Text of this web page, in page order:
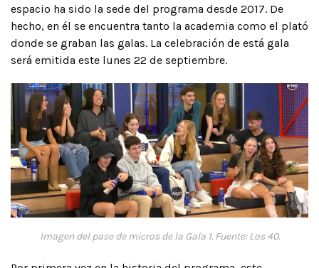
espacio ha sido la sede del programa desde 2017. De
hecho, en él se encuentra tanto la academia como el plató
donde se graban las galas. La celebración de está gala
será emitida este lunes 22 de septiembre.
Imagen del pase de micros de la Gala 1. Fuente: Los 40.